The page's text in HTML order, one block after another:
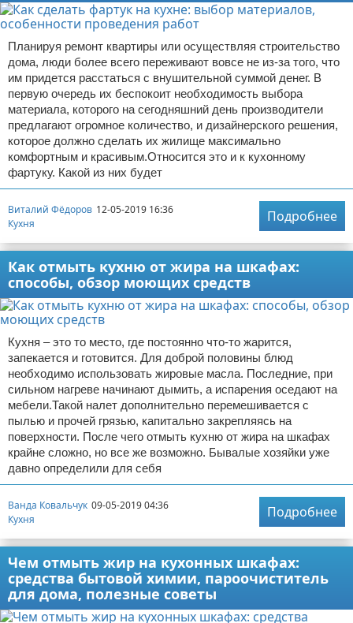
Планируя ремонт квартиры или осуществляя строительство
дома, люди более всего переживают вовсе не из-за того, что
им придется расстаться с внушительной суммой денег. В
первую очередь их беспокоит необходимость выбора
материала, которого на сегодняшний день производители
предлагают огромное количество, и дизайнерского решения,
которое должно сделать их жилище максимально
комфортным и красивым.Относится это и к кухонному
фартуку. Какой из них будет
Виталий Фёдоров 12-05-2019 16:36
Кухня
Подробнее
Как отмыть кухню от жира на шкафах:
способы, обзор моющих средств
Кухня – это то место, где постоянно что-то жарится,
запекается и готовится. Для доброй половины блюд
необходимо использовать жировые масла. Последние, при
сильном нагреве начинают дымить, а испарения оседают на
мебели.Такой налет дополнительно перемешивается с
пылью и прочей грязью, капитально закрепляясь на
поверхности. После чего отмыть кухню от жира на шкафах
крайне сложно, но все же возможно. Бывалые хозяйки уже
давно определили для себя
Ванда Ковальчук 09-05-2019 04:36
Кухня
Подробнее
Чем отмыть жир на кухонных шкафах:
средства бытовой химии, пароочиститель
для дома, полезные советы